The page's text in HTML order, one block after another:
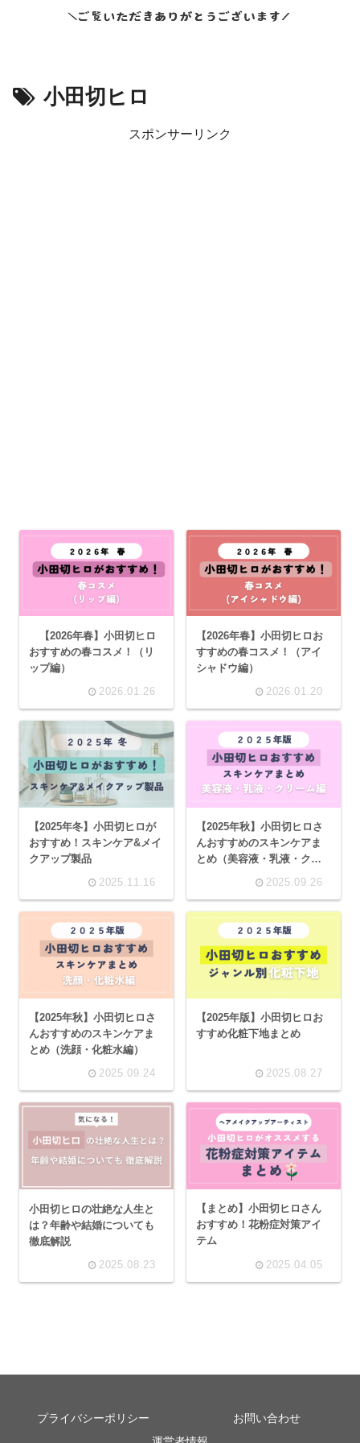
小田切ヒロ
スポンサーリンク
【2026年春】小田切ヒロ
おすすめの春コスメ！（リ
ップ編）
2026.01.26
【2026年春】小田切ヒロお
すすめの春コスメ！（アイ
シャドウ編）
2026.01.20
【2025年冬】小田切ヒロが
おすすめ！スキンケア&メイ
クアップ製品
2025.11.16
【2025年秋】小田切ヒロさ
んおすすめのスキンケアま
とめ（美容液・乳液・クリ
2025.09.26
【2025年秋】小田切ヒロさ
んおすすめのスキンケアま
とめ（洗顔・化粧水編）
2025.09.24
【2025年版】小田切ヒロお
すすめ化粧下地まとめ
2025.08.27
小田切ヒロの壮絶な人生と
は？年齢や結婚についても
徹底解説
2025.08.23
【まとめ】小田切ヒロさん
おすすめ！花粉症対策アイ
テム
2025.04.05
プライバシーポリシー
お問い合わせ